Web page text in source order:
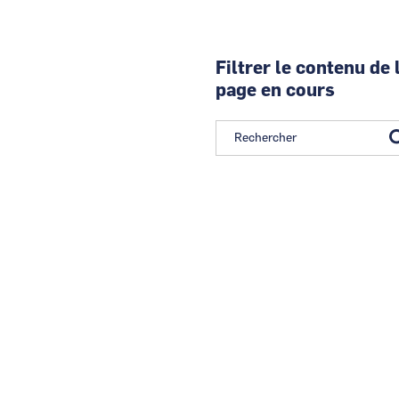
Filtrer le contenu de
page en cours